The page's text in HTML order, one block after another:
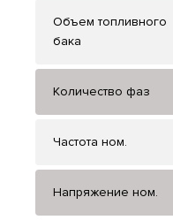
Объем топливного
бака
Количество фаз
Частота ном.
Напряжение ном.